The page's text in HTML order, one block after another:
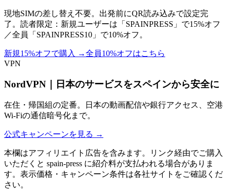
現地SIMの差し替え不要。出発前にQR読み込みで設定完
了。読者限定：新規ユーザーは「SPAINPRESS」で15%オフ
／全員「SPAINPRESS10」で10%オフ。
新規15%オフで購入 →全員10%オフはこちら
VPN
NordVPN｜日本のサービスをスペインから安全に
在住・帰国組の定番。日本の動画配信や銀行アクセス、空港
Wi-Fiの通信暗号化まで。
公式キャンペーンを見る →
本欄はアフィリエイト広告を含みます。リンク経由でご購入
いただくと spain-press に紹介料が支払われる場合がありま
す。表示価格・キャンペーン条件は各社サイトをご確認くだ
さい。